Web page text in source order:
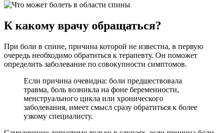
К какому врачу обращаться?
При боли в спине, причина которой не известна, в первую
очередь необходимо обратиться к терапевту. Он поможет
определить заболевание по совокупности симптомов.
Если причина очевидна: боли предшествовала
травма, боль возникла на фоне беременности,
менструального цикла или хронического
заболевания, имеет смысл сразу обратиться к более
узкому специалисту.